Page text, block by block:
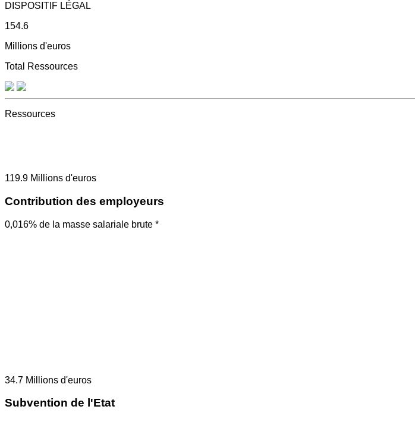
DISPOSITIF LÉGAL
154.6
Millions d'euros
Total Ressources
Ressources
119.9 Millions d'euros
Contribution des employeurs
0,016% de la masse salariale brute *
34.7 Millions d'euros
Subvention de l'Etat